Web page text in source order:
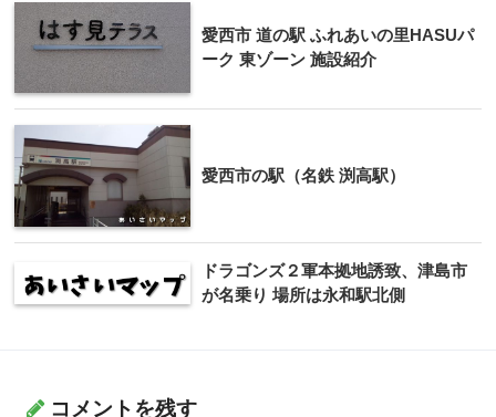
愛西市 道の駅 ふれあいの里HASUパ
ーク 東ゾーン 施設紹介
愛西市の駅（名鉄 渕高駅）
ドラゴンズ２軍本拠地誘致、津島市
が名乗り 場所は永和駅北側
コメントを残す